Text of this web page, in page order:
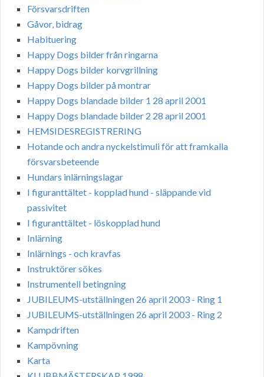
Försvarsdriften
Gåvor, bidrag
Habituering
Happy Dogs bilder från ringarna
Happy Dogs bilder korvgrillning
Happy Dogs bilder på montrar
Happy Dogs blandade bilder 1 28 april 2001
Happy Dogs blandade bilder 2 28 april 2001
HEMSIDESREGISTRERING
Hotande och andra nyckelstimuli för att framkalla
försvarsbeteende
Hundars inlärningslagar
I figuranttältet - kopplad hund - släppande vid
passivitet
I figuranttältet - löskopplad hund
Inlärning
Inlärnings - och kravfas
Instruktörer sökes
Instrumentell betingning
JUBILEUMS-utställningen 26 april 2003 - Ring 1
JUBILEUMS-utställningen 26 april 2003 - Ring 2
Kampdriften
Kampövning
Karta